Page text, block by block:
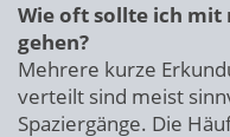
Wie oft sollte ich mit
gehen?
Mehrere kurze
verteilt sind meist
Spaziergänge. Die